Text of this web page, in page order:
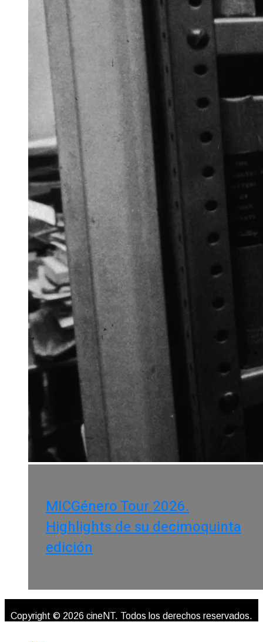
MICGénero Tour 2026.
Highlights de su decimoquinta
edición
Copyright © 2026 cineNT. Todos los derechos reservados.